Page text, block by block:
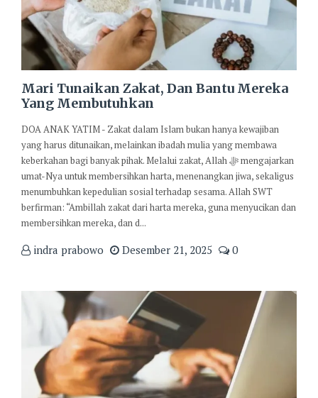
Mari Tunaikan Zakat, Dan Bantu Mereka
Yang Membutuhkan
DOA ANAK YATIM - Zakat dalam Islam bukan hanya kewajiban
yang harus ditunaikan, melainkan ibadah mulia yang membawa
keberkahan bagi banyak pihak. Melalui zakat, Allah ﷻ mengajarkan
umat-Nya untuk membersihkan harta, menenangkan jiwa, sekaligus
menumbuhkan kepedulian sosial terhadap sesama. Allah SWT
berfirman: “Ambillah zakat dari harta mereka, guna menyucikan dan
membersihkan mereka, dan d...
indra prabowo Desember 21, 2025 0